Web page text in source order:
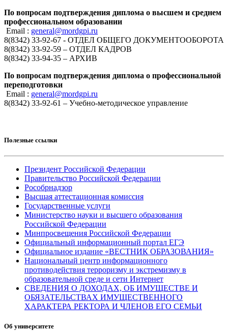
По вопросам подтверждения диплома о высшем и среднем
профессиональном образовании
Email : general@mordgpi.ru
8(8342) 33-92-67 - ОТДЕЛ ОБЩЕГО ДОКУМЕНТООБОРОТА
8(8342) 33-92-59 – ОТДЕЛ КАДРОВ
8(8342) 33-94-35 – АРХИВ
По вопросам подтверждения диплома о профессиональной
переподготовки
Email : general@mordgpi.ru
8(8342) 33-92-61 – Учебно-методическое управление
Полезные ссылки
Президент Российской Федерации
Правительство Российской Федерации
Рособрнадзор
Высшая аттестационная комиссия
Государственные услуги
Министерство науки и высшего образования
Российской Федерации
Минпросвещения Российской Федерации
Официальный информационный портал ЕГЭ
Официальное издание «ВЕСТНИК ОБРАЗОВАНИЯ»
Национальный центр информационного
противодействия терроризму и экстремизму в
образовательной среде и сети Интернет
СВЕДЕНИЯ О ДОХОДАХ, ОБ ИМУЩЕСТВЕ И
ОБЯЗАТЕЛЬСТВАХ ИМУЩЕСТВЕННОГО
ХАРАКТЕРА РЕКТОРА И ЧЛЕНОВ ЕГО СЕМЬИ
Об университете